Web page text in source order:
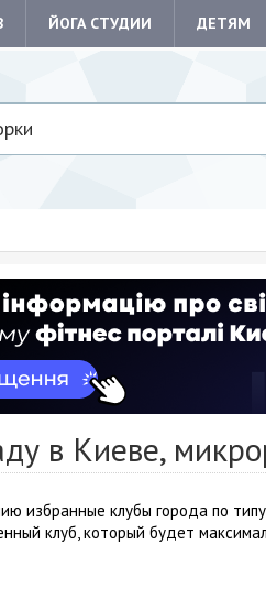
ЙОГА СТУДИИ ДЕТЯМ
в Киеве,
избранные клубы города по
клуб, который будет